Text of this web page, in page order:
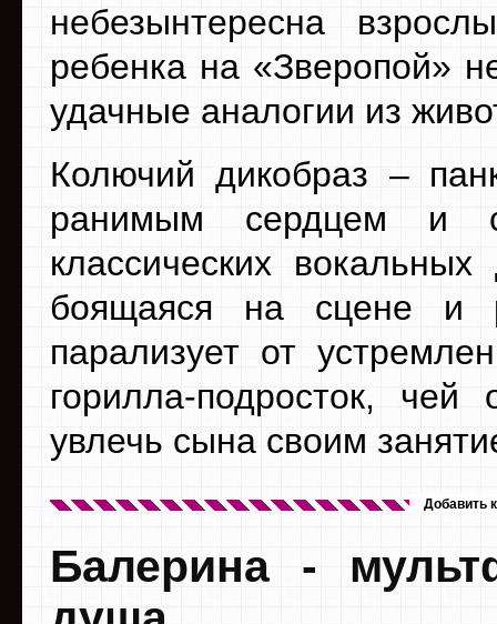
небезынтересна
ребенка на «Зверопой»
удачные аналогии из
Колючий дикобраз –
ранимым сердцем и
классических
боящаяся на сцене и
парализует от
горилла-подросток,
увлечь сына своим
Добавить
Балерина -